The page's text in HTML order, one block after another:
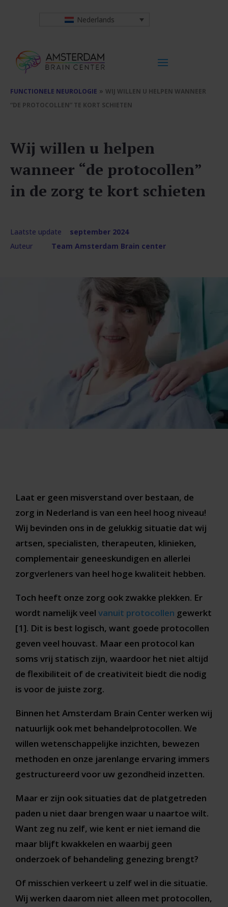
Nederlands
FUNCTIONELE NEUROLOGIE » WIJ WILLEN U HELPEN WANNEER
“DE PROTOCOLLEN” TE KORT SCHIETEN
Wij willen u helpen
wanneer “de protocollen”
in de zorg te kort schieten
Laatste update september 2024
Auteur
Team Amsterdam Brain center
Laat er geen misverstand over bestaan, de
zorg in Nederland is van een heel hoog niveau!
Wij bevinden ons in de gelukkig situatie dat wij
artsen, specialisten, therapeuten, klinieken,
complementair geneeskundigen en allerlei
zorgverleners van heel hoge kwaliteit hebben.
Toch heeft onze zorg ook zwakke plekken. Er
wordt namelijk veel vanuit protocollen gewerkt
[1]. Dit is best logisch, want goede protocollen
geven veel houvast. Maar een protocol kan
soms vrij statisch zijn, waardoor het niet altijd
de flexibiliteit of de creativiteit biedt die nodig
is voor de juiste zorg.
Binnen het Amsterdam Brain Center werken wij
natuurlijk ook met behandelprotocollen. We
willen wetenschappelijke inzichten, bewezen
methoden en onze jarenlange ervaring immers
gestructureerd voor uw gezondheid inzetten.
Maar er zijn ook situaties dat de platgetreden
paden u niet daar brengen waar u naartoe wilt.
Want zeg nu zelf, wie kent er niet iemand die
maar blijft kwakkelen en waarbij geen
onderzoek of behandeling genezing brengt?
Of misschien verkeert u zelf wel in die situatie.
Wij werken daarom niet alleen met protocollen,